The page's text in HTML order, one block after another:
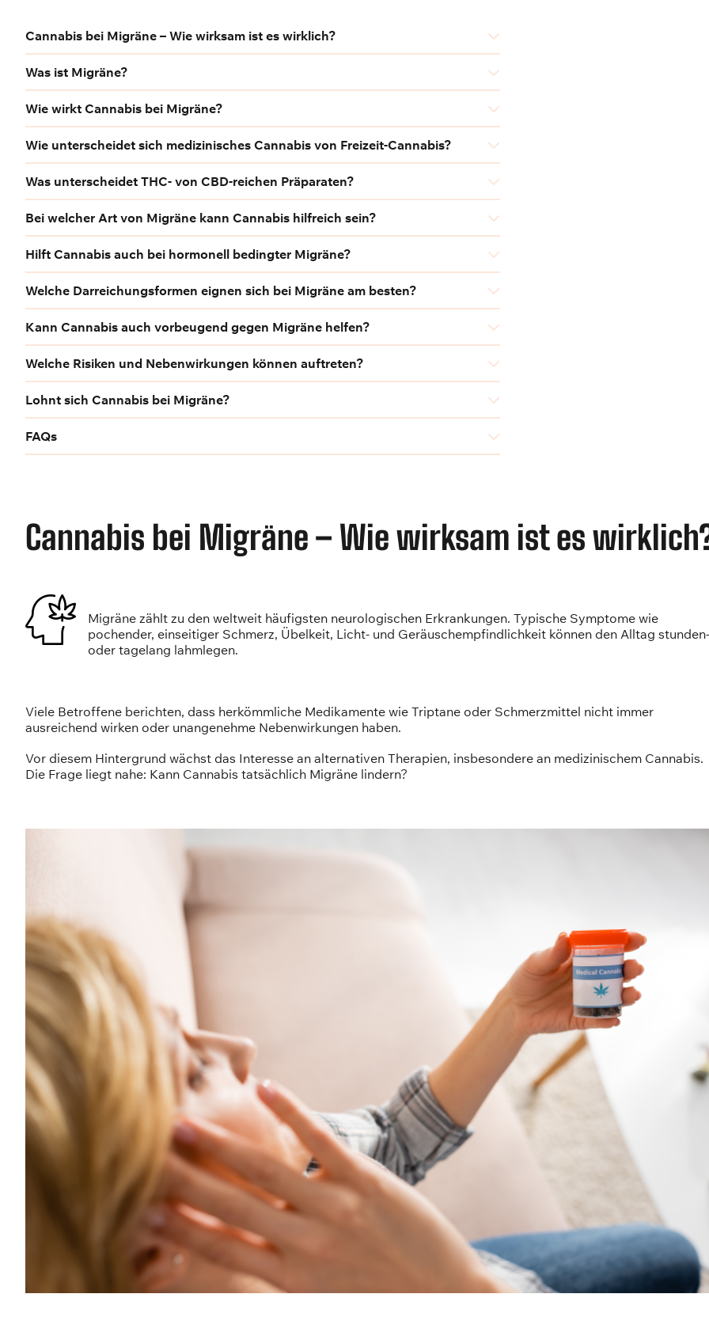
Cannabis bei Migräne – Wie wirksam ist es wirklich?
Was ist Migräne?
Wie wirkt Cannabis bei Migräne?
Wie unterscheidet sich medizinisches Cannabis von Freizeit-Cannabis?
Was unterscheidet THC- von CBD-reichen Präparaten?
Bei welcher Art von Migräne kann Cannabis hilfreich sein?
Hilft Cannabis auch bei hormonell bedingter Migräne?
Welche Darreichungsformen eignen sich bei Migräne am besten?
Kann Cannabis auch vorbeugend gegen Migräne helfen?
Welche Risiken und Nebenwirkungen können auftreten?
Lohnt sich Cannabis bei Migräne?
FAQs
Cannabis bei Migräne – Wie wirksam ist es
Migräne zählt zu den weltweit häufigsten neurologischen Erkrankungen. Typische Symptome wie
pochender, einseitiger Schmerz, Übelkeit, Licht- und Geräuschempfindlichkeit können den Alltag stunden-
oder tagelang lahmlegen.
Viele Betroffene berichten, dass herkömmliche Medikamente wie Triptane oder Schmerzmittel nicht immer
ausreichend wirken oder unangenehme Nebenwirkungen haben.
Vor diesem Hintergrund wächst das Interesse an alternativen Therapien, insbesondere an medizinischem Cannabis.
Die Frage liegt nahe: Kann Cannabis tatsächlich Migräne lindern?